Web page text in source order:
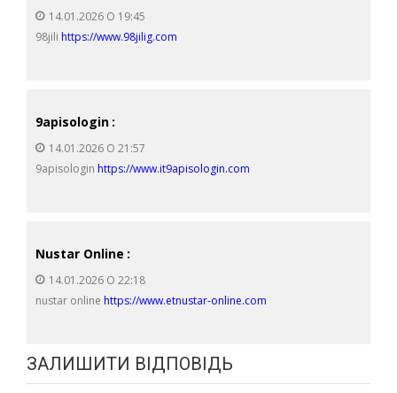
14.01.2026 О 19:45
98jili https://www.98jilig.com
9apisologin :
14.01.2026 О 21:57
9apisologin https://www.it9apisologin.com
Nustar Online :
14.01.2026 О 22:18
nustar online https://www.etnustar-online.com
ЗАЛИШИТИ ВІДПОВІДЬ